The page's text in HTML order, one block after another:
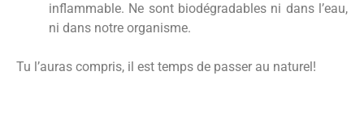
inflammable. Ne sont biodégradables ni dans l’eau,
ni dans notre organisme.
Tu l’auras compris, il est temps de passer au naturel!